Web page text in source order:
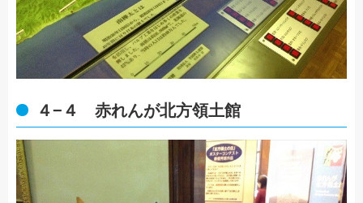
４−４ 赤れんが北方領土館